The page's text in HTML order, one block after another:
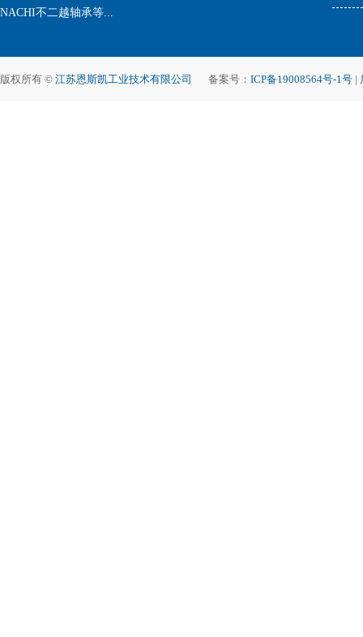
NACHI不二越轴承等...
版权所有 © 江苏恩斯凯工业技术有限公司 备案号： ICP备19008564号-1号 |